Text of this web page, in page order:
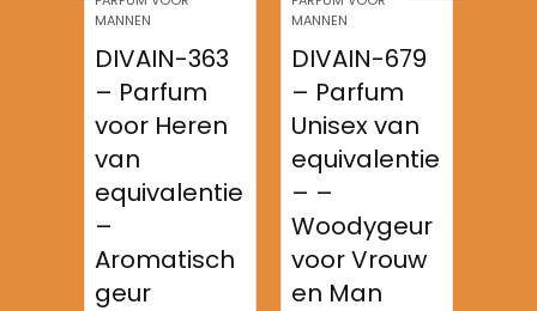
MANNEN
DIVAIN-363
– Parfum
voor Heren
van
equivalentie
–
Aromatisch
geur
MANNEN
DIVAIN-679
– Parfum
Unisex van
equivalentie
– –
Woodygeur
voor Vrouw
en Man